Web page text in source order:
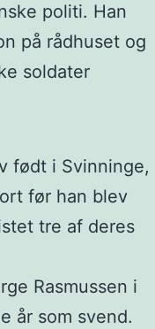
politi. Han
på rådhuset og
soldater
født i Svinninge,
før han blev
tre af deres
Rasmussen i
år som svend.